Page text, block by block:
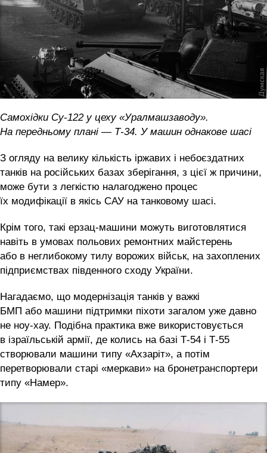
Самохідки Су-122 у цеху «Уралмашзаводу».
На передньому плані — Т-34. У машин однакове шасі
З огляду на велику кількість іржавих і небоєздатних
танків на російських базах зберігання, з цієї ж причини,
може бути з легкістю налагоджено процес
їх модифікації в якісь САУ на танковому шасі.
Крім того, такі ерзац-машини можуть виготовлятися
навіть в умовах польових ремонтних майстерень
або в неглибокому тилу ворожих військ, на захоплених
підприємствах південного сходу України.
Нагадаємо, що модернізація танків у важкі
БМП або машини підтримки піхоти загалом уже давно
не ноу-хау. Подібна практика вже використовується
в ізраїльській армії, де колись на базі Т-54 і Т-55
створювали машини типу «Ахзаріт», а потім
перетворювали старі «меркави» на бронетранспортери
типу «Намер».